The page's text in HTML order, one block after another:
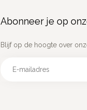
Abonneer je op
Blijf op de hoogte over